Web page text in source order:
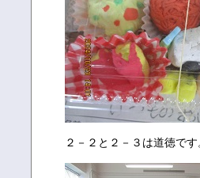
２－２と２－３は道徳です